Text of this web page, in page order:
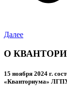
Далее
О
15 ноября 2024 г.
«Кванториума»